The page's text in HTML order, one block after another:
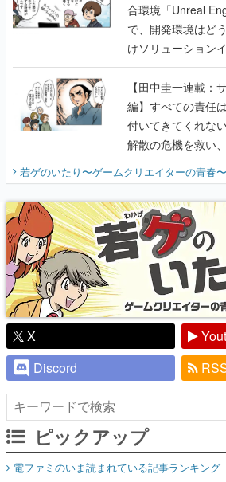
合環境「Unreal
で、開発環境はど
けソリューション
に行って、より理
【田中圭一連載：
編】すべての責任
付いてきてくれな
解散の危機を救い
開く。業界の快男
『少年ジャンプ』
り】
若ゲのいたり〜ゲームクリエイターの青春〜
X
Discord
ピックアップ
電ファミのいま読まれている記事ランキング